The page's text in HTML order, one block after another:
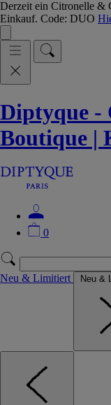
Derzeit ein Citronelle &
Einkauf. Code: DUO
Diptyque -
Boutique |
0
Neu & Limitiert Neu &